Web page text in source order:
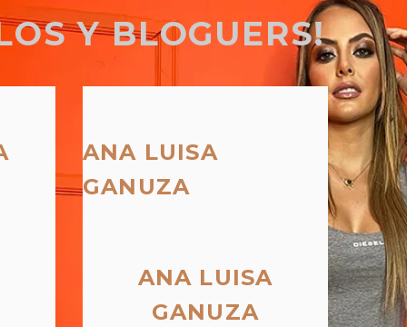
Y BLOGUERS!
ANA LUISA
GANUZA
ANA LUISA
GANUZA